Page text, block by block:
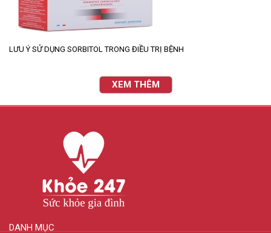
LƯU Ý SỬ DỤNG SORBITOL TRONG ĐIỀU TRỊ BỆNH
XEM THÊM
DANH MỤC